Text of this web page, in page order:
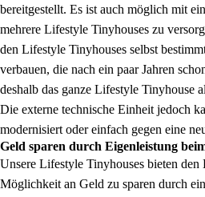
bereitgestellt. Es ist auch möglich mit
mehrere Lifestyle Tinyhouses zu
den Lifestyle Tinyhouses selbst
verbauen, die nach ein paar Jahren
deshalb das ganze Lifestyle Tinyhouse
Die externe technische Einheit jedoch
modernisiert oder einfach gegen eine
Geld sparen durch Eigenleistung
Unsere Lifestyle Tinyhouses bieten
Möglichkeit an Geld zu sparen durch